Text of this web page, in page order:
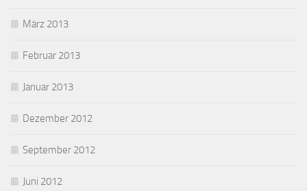
März 2013
Februar 2013
Januar 2013
Dezember 2012
September 2012
Juni 2012